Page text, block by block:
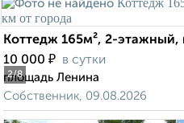
2/8
Коттедж 165м², 2-этажный,
10 000 ₽ в сутки
площадь Ленина
Собственник, 09.08.2026